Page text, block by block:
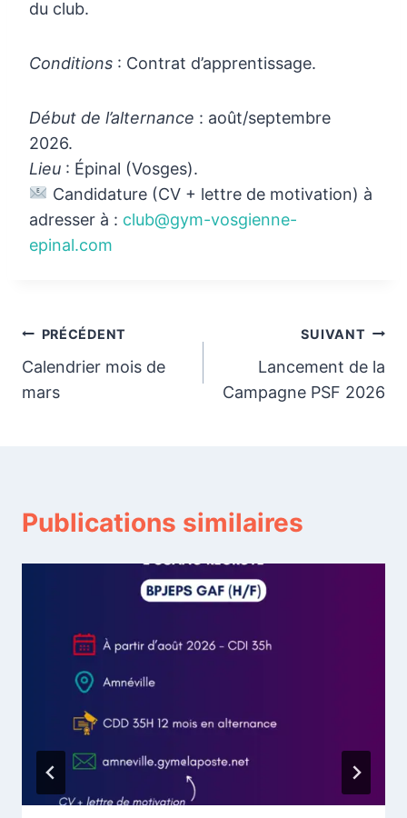
du club.
Conditions : Contrat d’apprentissage.
Début de l’alternance : août/septembre
2026.
Lieu : Épinal (Vosges).
Candidature (CV + lettre de motivation) à
adresser à : club@gym-vosgienne-
epinal.com
Navigation
de
PRÉCÉDENT
Calendrier mois de
mars
SUIVANT
Lancement de la
Campagne PSF 2026
Publications similaires